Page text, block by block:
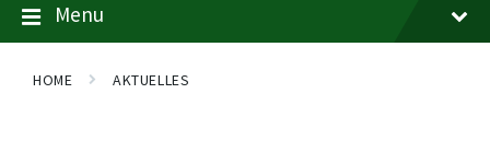
Menu
HOME AKTUELLES